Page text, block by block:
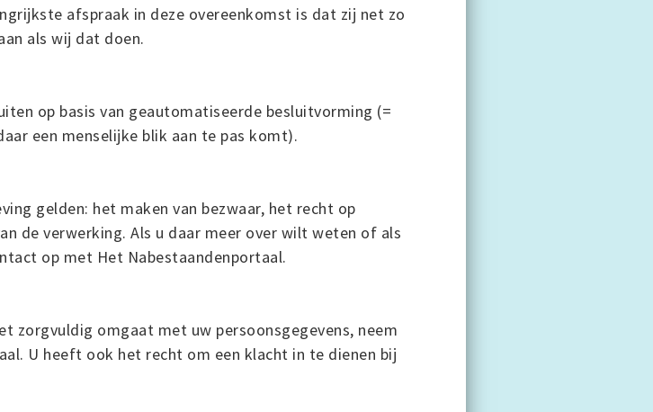
afspraak in deze overeenkomst is dat zij net zo
als wij dat doen.
op basis van geautomatiseerde besluitvorming (=
een menselijke blik aan te pas komt).
gelden: het maken van bezwaar, het recht op
de verwerking. Als u daar meer over wilt weten of als
op met Het Nabestaandenportaal.
zorgvuldig omgaat met uw persoonsgegevens, neem
U heeft ook het recht om een klacht in te dienen bij